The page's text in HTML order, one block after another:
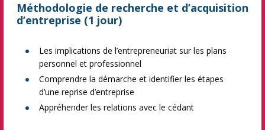
Méthodologie de recherche et d’acquisition
d’entreprise (1 jour)
Les implications de l’entrepreneuriat sur les plans
personnel et professionnel
Comprendre la démarche et identifier les étapes
d’une reprise d’entreprise
Appréhender les relations avec le cédant